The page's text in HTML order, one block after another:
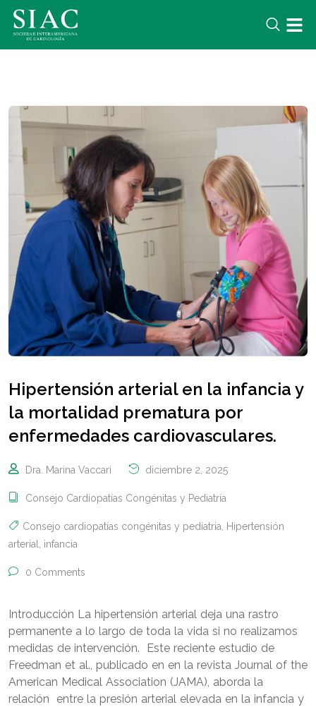
Hipertensión arterial en la infancia y
la mortalidad prematura por
enfermedades cardiovasculares.
Dra. Marina Vaccari diciembre 2, 2025
Consejo Cardiopatías Congénitas y Pediatría
Consejo cardiopatías congénitas y pediatria, Hipertensión
arterial, infancia
0 Comments
Introducción La hipertensión arterial deja una rastro
permanente a lo largo de toda la vida si no realizamos
medidas de intervención. Este reciente estudio de
Freedman et al., publicado en en la revista Journal of the
American Medical Association (JAMA), aborda la
relación entre la presión arterial elevada en la infancia y